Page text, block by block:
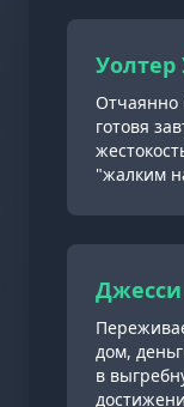
Уолтер
Отчаянно
готовя
"жалким
дом,
в